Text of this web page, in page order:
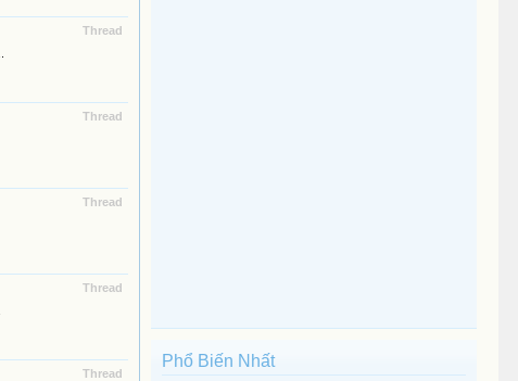
Thread
Thread
Thread
Thread
Thread
Phổ Biến Nhất